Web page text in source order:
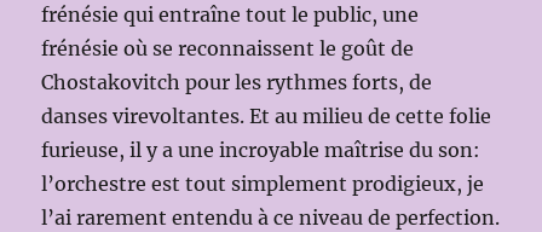
frénésie qui entraîne tout le public, une
frénésie où se reconnaissent le goût de
Chostakovitch pour les rythmes forts, de
danses virevoltantes. Et au milieu de cette folie
furieuse, il y a une incroyable maîtrise du son:
l’orchestre est tout simplement prodigieux, je
l’ai rarement entendu à ce niveau de perfection.